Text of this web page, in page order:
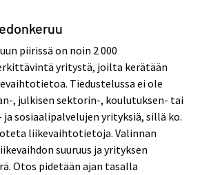
piirissä on noin 2 000
yritystä, joilta kerätään
Tiedustelussa ei ole
, julkisen sektorin-, koulutuksen- tai
sosiaalipalvelujen yrityksiä, sillä ko.
liikevaihtotietoja. Valinnan
suuruus ja yrityksen
Otos pidetään ajan tasalla